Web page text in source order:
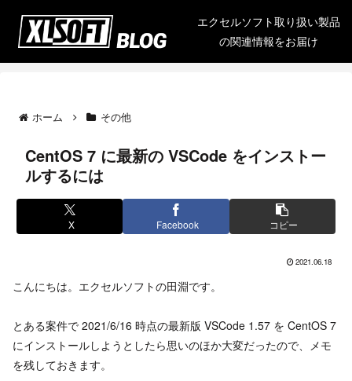
エクセルソフト取り扱い製品
の関連情報をお届け
ホーム その他
CentOS 7 に最新の VSCode をインストー
ルするには
X Facebook コピー
2021.06.18
こんにちは。エクセルソフトの田淵です。
とある案件で 2021/6/16 時点の最新版 VSCode 1.57 を CentOS 7
にインストールしようとしたら思いのほか大変だったので、メモ
を残しておきます。